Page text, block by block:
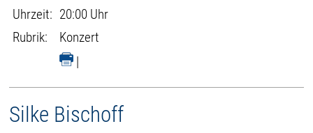
Uhrzeit: 20:00 Uhr
Rubrik:
Konzert
|
Silke Bischoff